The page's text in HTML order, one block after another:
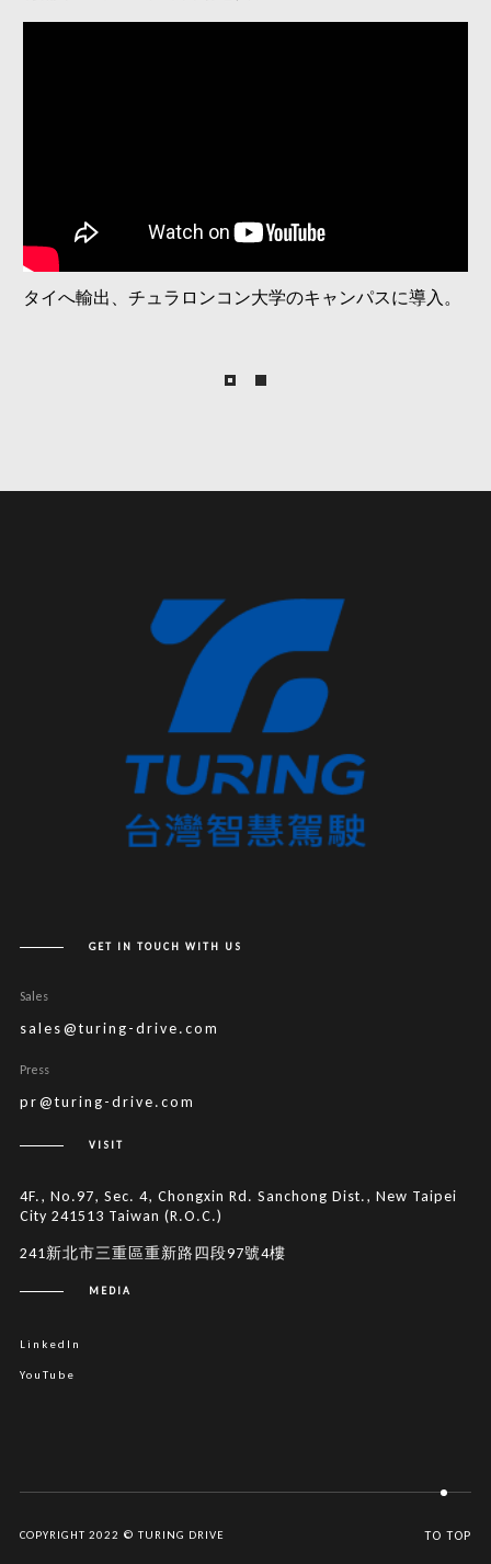
タイへ輸出、チュラロンコン大学のキャンパスに導入。
GET IN TOUCH WITH US
Sales
sales@turing-drive.com
Press
pr@turing-drive.com
VISIT
4F., No.97, Sec. 4, Chongxin Rd. Sanchong Dist., New Taipei
City 241513 Taiwan (R.O.C.)
241新北市三重區重新路四段97號4樓
MEDIA
LinkedIn
YouTube
COPYRIGHT 2022 © TURING DRIVE TO TOP